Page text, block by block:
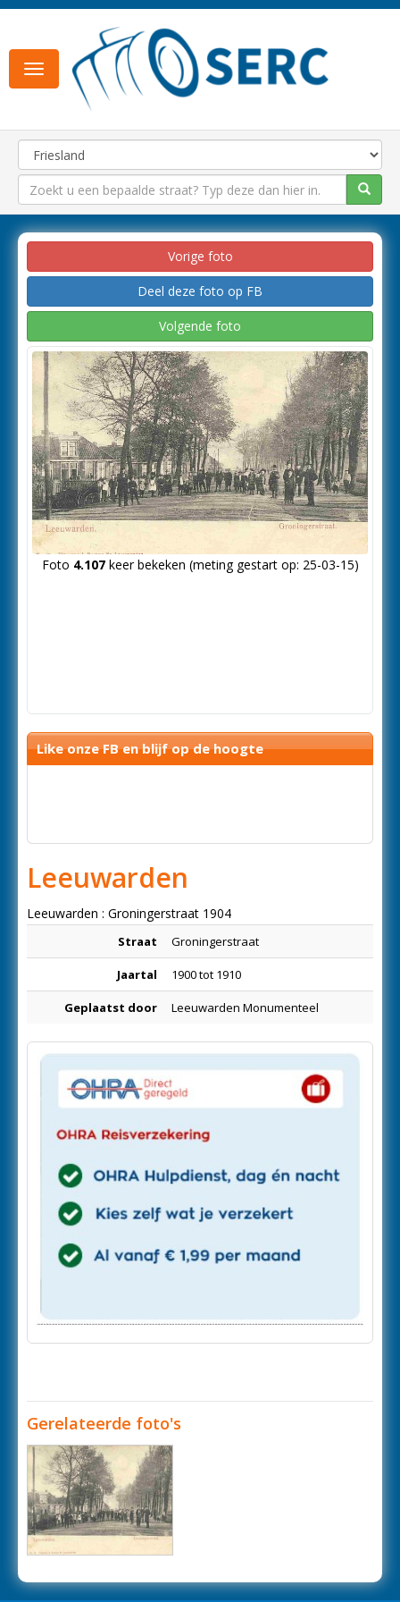
Toggle
navigation
Vorige foto
Deel deze foto op FB
Volgende foto
Foto 4.107keer bekeken (meting gestart op: 25-03-15)
Like onze FB en blijf op de hoogte
Leeuwarden
Leeuwarden : Groningerstraat 1904
Straat Groningerstraat
Jaartal 1900 tot 1910
Geplaatst door Leeuwarden Monumenteel
Gerelateerde foto's